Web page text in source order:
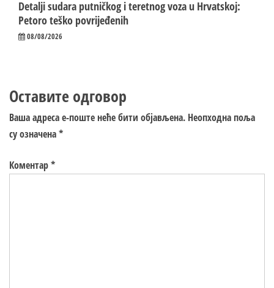
Detalji sudara putničkog i teretnog voza u Hrvatskoj:
Petoro teško povrijeđenih
08/08/2026
Оставите одговор
Ваша адреса е-поште неће бити објављена. Неопходна поља
су означена*
Коментар*